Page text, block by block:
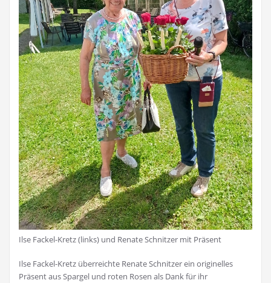
Ilse Fackel-Kretz (links) und Renate Schnitzer mit Präsent
Ilse Fackel-Kretz überreichte Renate Schnitzer ein originelles
Präsent aus Spargel und roten Rosen als Dank für ihr